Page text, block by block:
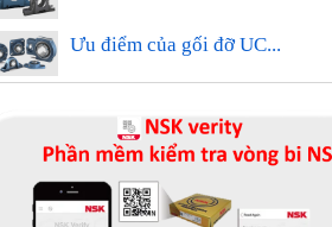
Ưu điểm của gối đỡ UC...